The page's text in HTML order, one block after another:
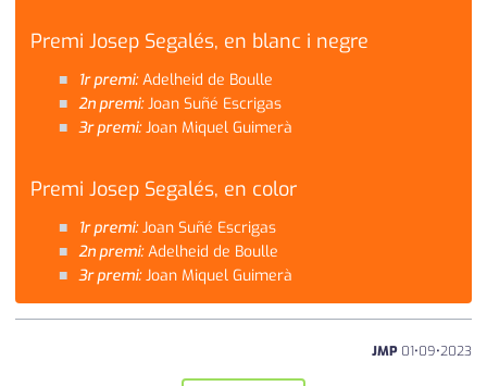
Premi Josep Segalés, en blanc i negre
1r premi:Adelheid de Boulle
2n premi:Joan Suñé Escrigas
3r premi:Joan Miquel Guimerà
Premi Josep Segalés, en color
1r premi:Joan Suñé Escrigas
2n premi:Adelheid de Boulle
3r premi:Joan Miquel Guimerà
JMP 01•09•2023